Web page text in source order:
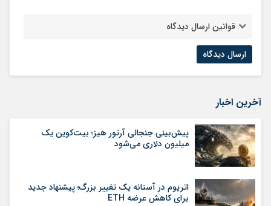
قوانین ارسال دیدگاه
آخرین اخبار
پیش‌بینی جنجالی آرتور هیز؛ بیت‌کوین یک
میلیون دلاری می‌شود
اتریوم در آستانه یک تغییر بزرگ؛ پیشنهاد جدید
برای کاهش عرضه ETH